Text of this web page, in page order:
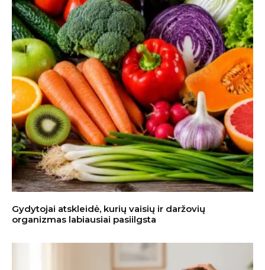
Gydytojai atskleidė, kurių vaisių ir daržovių
organizmas labiausiai pasiilgsta